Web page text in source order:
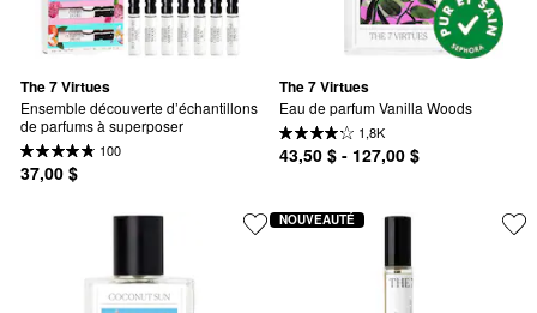
The 7 Virtues
Ensemble découverte d’échantillons
de parfums à superposer
100
37,00 $
The 7 Virtues
Eau de parfum Vanilla Woods
1,8K
43,50 $ - 127,00 $
NOUVEAUTÉ